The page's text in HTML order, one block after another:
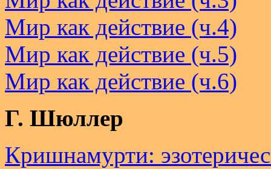
Мир как действие (ч.4)
Мир как действие (ч.5)
Мир как действие (ч.6)
Г. Шюллер
Кришнамурти: